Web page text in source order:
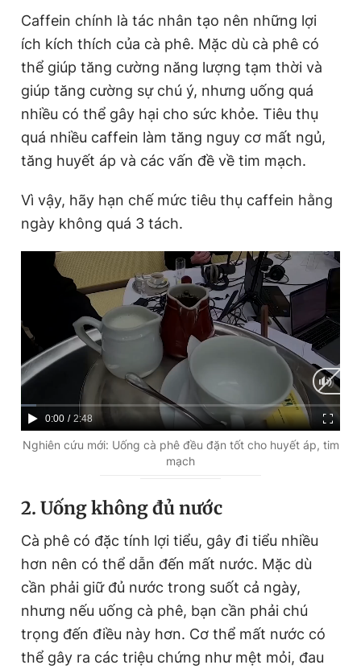
Caffein chính là tác nhân tạo nên những lợi
ích kích thích của cà phê. Mặc dù cà phê có
thể giúp tăng cường năng lượng tạm thời và
giúp tăng cường sự chú ý, nhưng uống quá
nhiều có thể gây hại cho sức khỏe. Tiêu thụ
quá nhiều caffein làm tăng nguy cơ mất ngủ,
tăng huyết áp và các vấn đề về tim mạch.
Vì vậy, hãy hạn chế mức tiêu thụ caffein hằng
ngày không quá 3 tách.
C
u
e
n
t
i
m
e
0:00 / D
u
t
i
o
n
2:48
Nghiên cứu mới: Uống cà phê đều đặn tốt cho huyết áp, tim
mạch
2. Uống không đủ nước
Cà phê có đặc tính lợi tiểu, gây đi tiểu nhiều
hơn nên có thể dẫn đến mất nước. Mặc dù
cần phải giữ đủ nước trong suốt cả ngày,
nhưng nếu uống cà phê, bạn cần phải chú
trọng đến điều này hơn. Cơ thể mất nước có
thể gây ra các triệu chứng như mệt mỏi, đau